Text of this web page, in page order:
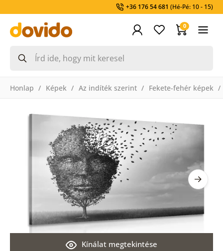
+36 176 54 681 (Hé-Pé: 10 - 15)
0
Honlap Képek Az indíték szerint Fekete-fehér képek
Kínálat megtekintése